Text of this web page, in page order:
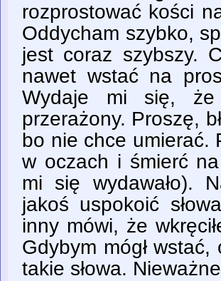
rozprostować kości
Oddycham szybko,
jest coraz szybszy.
nawet wstać na
Wydaje mi się, że
przerażony. Proszę,
bo nie chce umierać.
w oczach i śmierć
mi się wydawało).
jakoś uspokoić
inny mówi, że
Gdybym mógł wstać,
takie słowa.